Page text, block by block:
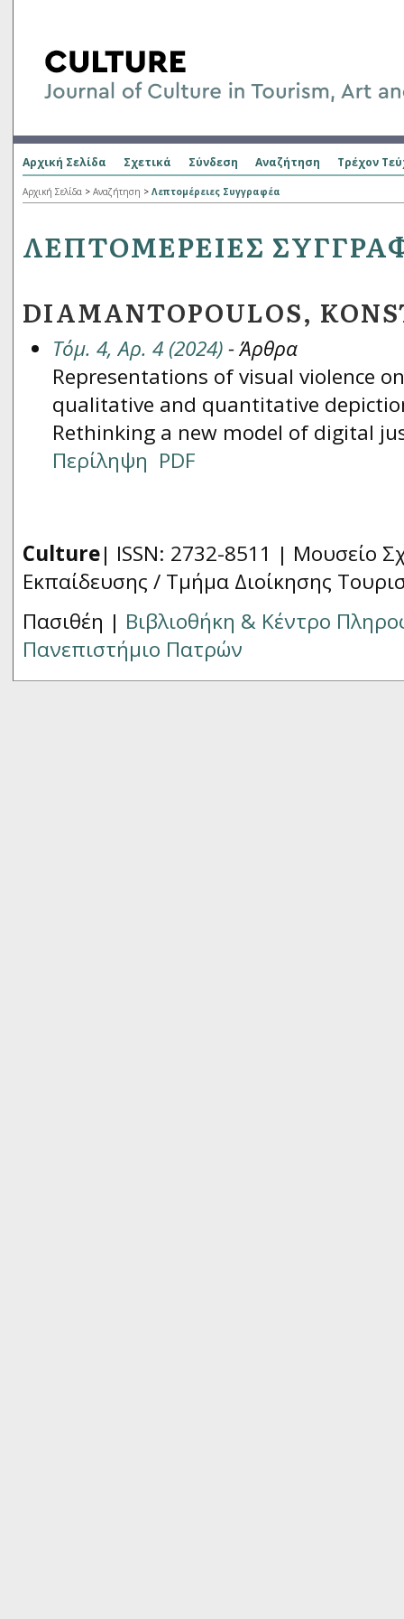
Αρχική Σελίδα Σχετικά Σύνδεση Αναζήτηση Τρέχον
Αρχική Σελίδα > Αναζήτηση > Λεπτομέρειες Συγγραφέα
ΛΕΠΤΟΜΈΡΕΙΕΣ
DIAMANTOPOULOS,
Τόμ. 4, Αρ. 4 (2024)- Άρθρα
Representations of visual violence
qualitative and quantitative
Rethinking a new model of digital
Περίληψη PDF
Culture| ISSN: 2732-8511 | Μουσείο
Εκπαίδευσης / Τμήμα Διοίκησης
Πασιθέη | Βιβλιοθήκη & Κέντρο
Πανεπιστήμιο Πατρών